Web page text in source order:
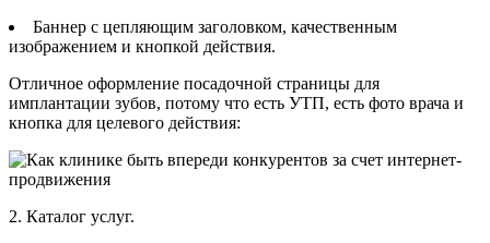
Баннер с цепляющим заголовком, качественным
изображением и кнопкой действия.
Отличное оформление посадочной страницы для
имплантации зубов, потому что есть УТП, есть фото врача и
кнопка для целевого действия:
2. Каталог услуг.